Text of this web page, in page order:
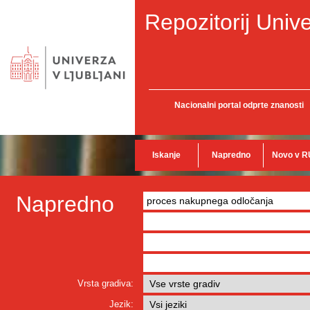
Repozitorij
Nacionalni portal odprte znanosti
Iskanje Napredno Novo v
Napredno
Vrsta gradiva:
Jezik: